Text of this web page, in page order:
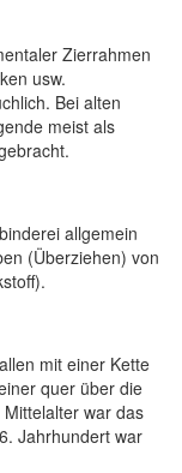
Zierrahmen
usw.
Bei alten
meist als
allgemein
(Überziehen) von
mit einer Kette
quer über die
war das
Jahrhundert war